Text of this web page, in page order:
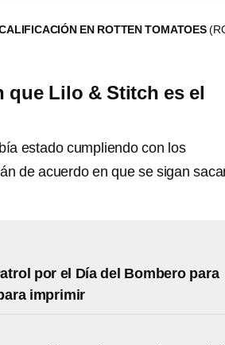
EN ROTTEN TOMATOES
que Lilo & Stitch es el
estado cumpliendo con los
de acuerdo en que se sigan
por el Día del Bombero para
imprimir